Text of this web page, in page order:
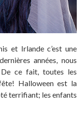
et Irlande c’est une
années, nous
De ce fait, toutes les
Halloween est la
terrifiant; les enfants